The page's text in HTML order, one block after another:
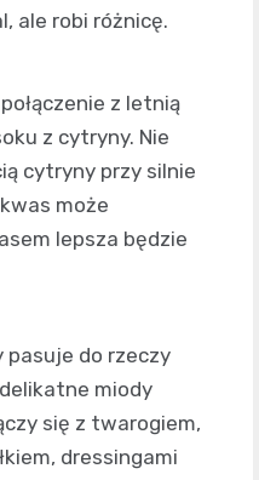
ale robi różnicę.
z letnią
z cytryny. Nie
cytryny przy silnie
może
lepsza będzie
pasuje do rzeczy
miody
się z twarogiem,
dressingami